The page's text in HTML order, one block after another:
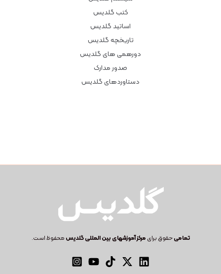
کتب گلدیس
اساتید گلدیس
تاریخچه گلدیس
دورهمی های گلدیس
صدور مدارک
دستاوردهای گلدیس
تمامیحقوق برای مرکز آموزشهای بین المللی گلدیس محفوظ است.